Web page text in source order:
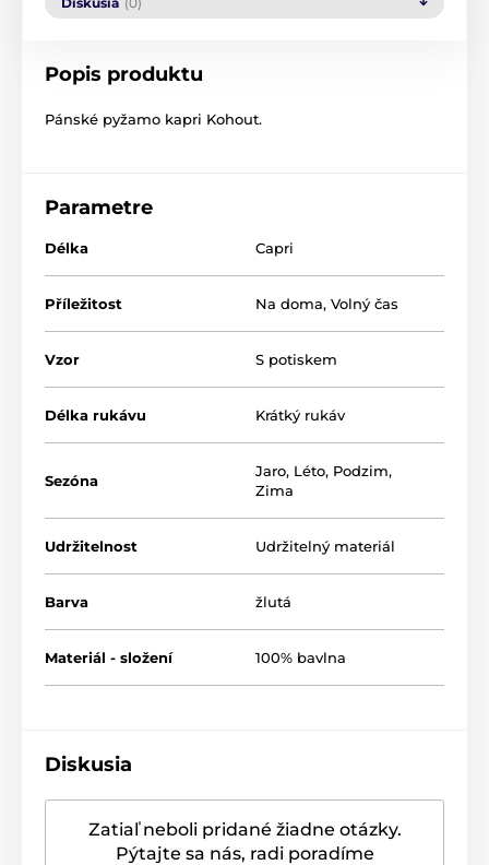
Popis produktu
Pánské pyžamo kapri Kohout.
Parametre
Délka Capri
Příležitost Na doma, Volný čas
Vzor S potiskem
Délka rukávu Krátký rukáv
Sezóna
Jaro, Léto, Podzim,
Zima
Udržitelnost Udržitelný materiál
Barva žlutá
Materiál - složení 100% bavlna
Diskusia
Zatiaľ neboli pridané žiadne otázky.
Pýtajte sa nás, radi poradíme